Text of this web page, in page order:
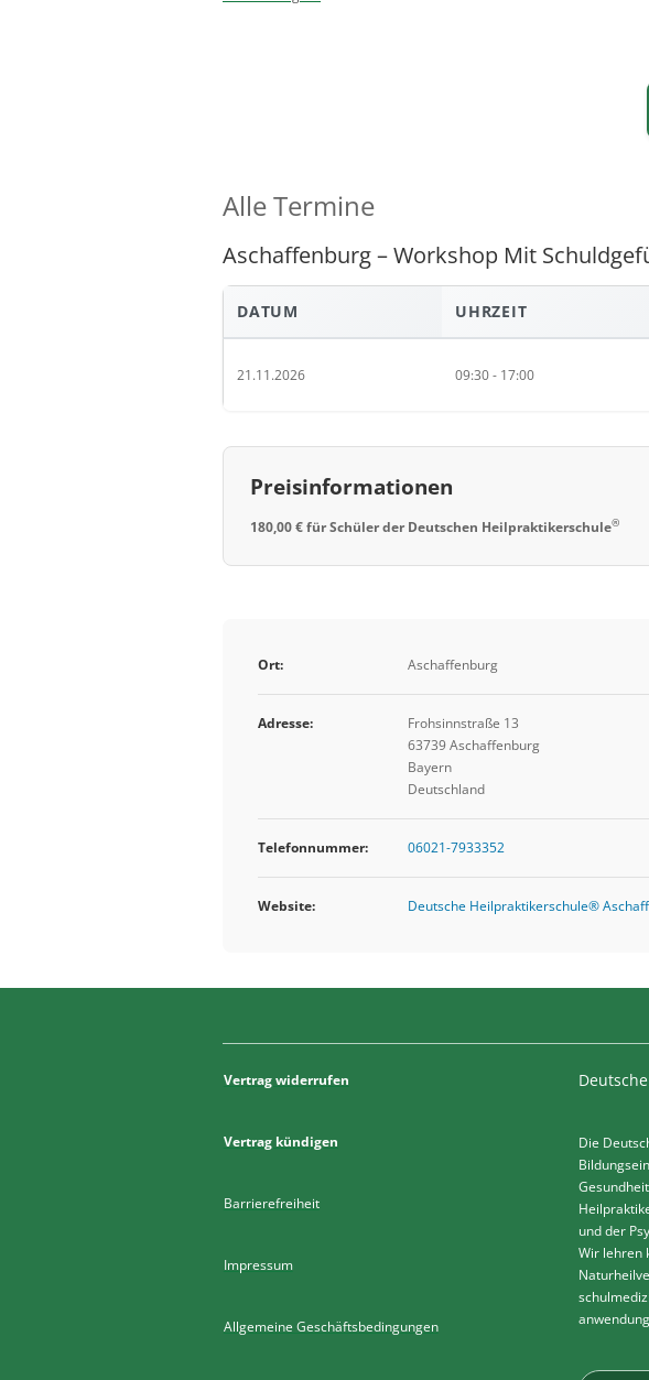
Alle Termine
Aschaffenburg – Workshop Mit
DATUM UHRZEIT
21.11.2026 09:30 - 17:00
Preisinformationen
180,00 € für Schüler der Deutschen Heilpraktikerschule®
Ort: Aschaffenburg
Adresse:
Frohsinnstraße 13
63739 Aschaffenburg
Bayern
Deutschland
Telefonnummer: 06021-7933352
Website: Deutsche Heilpraktikerschule®
Vertrag widerrufen
Vertrag kündigen
Barrierefreiheit
Impressum
Allgemeine Geschäftsbedingungen
Die
und der
Wir lehren